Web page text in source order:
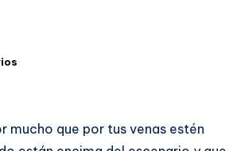
mucho que por tus venas estén